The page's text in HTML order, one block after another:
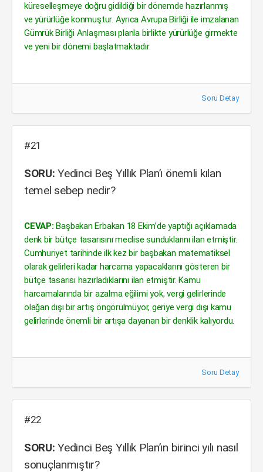
küreselleşmeye doğru gidildiği bir dönemde hazırlanmış
ve yürürlüğe konmuştur. Ayrıca Avrupa Birliği ile imzalanan
Gümrük Birliği Anlaşması planla birlikte yürürlüğe girmekte
ve yeni bir dönemi başlatmaktadır.
Soru Detay
#21
SORU: Yedinci Beş Yıllık Plan’ı önemli kılan
temel sebep nedir?
CEVAP: Başbakan Erbakan 18 Ekim’de yaptığı açıklamada
denk bir bütçe tasarısını meclise sunduklarını ilan etmiştir.
Cumhuriyet tarihinde ilk kez bir başbakan matematiksel
olarak gelirleri kadar harcama yapacaklarını gösteren bir
bütçe tasarısı hazırladıklarını ilan etmiştir. Kamu
harcamalarında bir azalma eğilimi yok, vergi gelirlerinde
olağan dışı bir artış öngörülmüyor, geriye vergi dışı kamu
gelirlerinde önemli bir artışa dayanan bir denklik kalıyordu.
Soru Detay
#22
SORU: Yedinci Beş Yıllık Plan’ın birinci yılı nasıl
sonuçlanmıştır?